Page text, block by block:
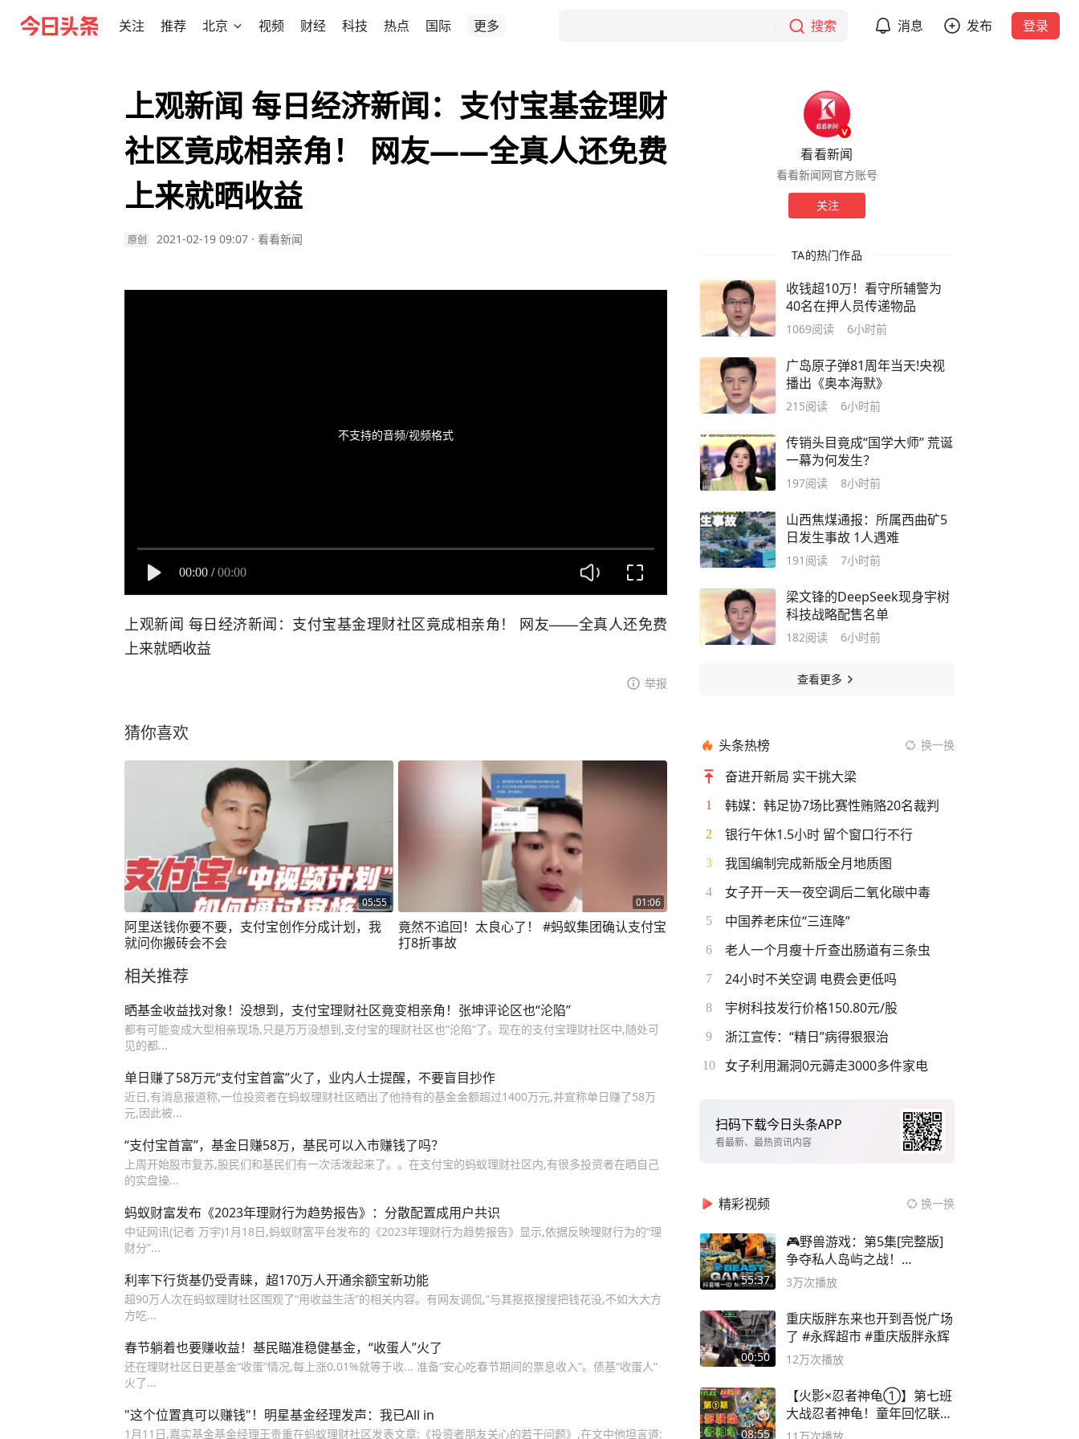
关注 推荐 北京 视频 财经 科技 热点 国际 更多 搜索 消息 发布 登录
上观新闻 每日经济新闻：支付宝基金理财
社区竟成相亲角！ 网友——全真人还免费
上来就晒收益
原创 2021-02-19 09:07 · 看看新闻
不支持的音频/视频格式
00:00 / 00:00
上观新闻 每日经济新闻：支付宝基金理财社区竟成相亲角！ 网友——全真人还免费
上来就晒收益
举报
猜你喜欢
05:55
阿里送钱你要不要，支付宝创作分成计划，我
就问你搬砖会不会
01:06
竟然不追回！太良心了！ #蚂蚁集团确认支付宝
打8折事故
相关推荐
晒基金收益找对象！没想到，支付宝理财社区竟变相亲角！张坤评论区也“沦陷”
都有可能变成大型相亲现场,只是万万没想到,支付宝的理财社区也“沦陷”了。现在的支付宝理财社区中,随处可
见的都...
单日赚了58万元“支付宝首富”火了，业内人士提醒，不要盲目抄作
近日,有消息报道称,一位投资者在蚂蚁理财社区晒出了他持有的基金金额超过1400万元,并宣称单日赚了58万
元,因此被...
“支付宝首富”，基金日赚58万，基民可以入市赚钱了吗？
上周开始股市复苏,股民们和基民们有一次活泼起来了。。在支付宝的蚂蚁理财社区内,有很多投资者在晒自己
的实盘操...
蚂蚁财富发布《2023年理财行为趋势报告》：分散配置成用户共识
中证网讯(记者 万宇)1月18日,蚂蚁财富平台发布的《2023年理财行为趋势报告》显示,依据反映理财行为的“理
财分”...
利率下行货基仍受青睐，超170万人开通余额宝新功能
超90万人次在蚂蚁理财社区围观了“用收益生活”的相关内容。有网友调侃,“与其抠抠搜搜把钱花没,不如大大方
方吃...
春节躺着也要赚收益！基民瞄准稳健基金，“收蛋人”火了
还在理财社区日更基金“收蛋”情况,每上涨0.01%就等于收... 准备“安心吃春节期间的票息收入”。债基“收蛋人”
火了...
"这个位置真可以赚钱"！明星基金经理发声：我已All in
1月11日,嘉实基金基金经理王贵重在蚂蚁理财社区发表文章:《投资者朋友关心的若干问题》,在文中他坦言道:
看看新闻
看看新闻网官方账号
关注
TA的热门作品
收钱超10万！看守所辅警为
40名在押人员传递物品
1069阅读 6小时前
广岛原子弹81周年当天!央视
播出《奥本海默》
215阅读 6小时前
传销头目竟成“国学大师” 荒诞
一幕为何发生？
197阅读 8小时前
山西焦煤通报：所属西曲矿5
日发生事故 1人遇难
191 阅读 7小时前
梁文锋的DeepSeek现身宇树
科技战略配售名单
182阅读 6小时前
查看更多
头条热榜 换一换
奋进开新局 实干挑大梁
1 韩媒：韩足协7场比赛性贿赂20名裁判
2 银行午休1.5小时 留个窗口行不行
3 我国编制完成新版全月地质图
4 女子开一天一夜空调后二氧化碳中毒
5 中国养老床位“三连降”
6 老人一个月瘦十斤查出肠道有三条虫
7 24小时不关空调 电费会更低吗
8 宇树科技发行价格150.80元/股
9 浙江宣传：“精日”病得狠狠治
10 女子利用漏洞0元薅走3000多件家电
扫码下载今日头条APP
看最新、最热资讯内容
精彩视频 换一换
55:37
🎮野兽游戏：第5集[完整版]
争夺私人岛屿之战！
#MrBeastChina
3万次播放
00:50
重庆版胖东来也开到吾悦广场
了 #永辉超市 #重庆版胖永辉
12万次播放
08:55
【火影×忍者神龟①】第七班
大战忍者神龟！童年回忆联动
论武？